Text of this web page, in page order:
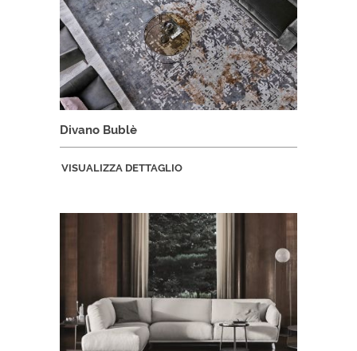
Divano Bublè
VISUALIZZA DETTAGLIO